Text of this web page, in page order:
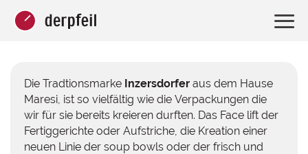
Die Tradtionsmarke Inzersdorfer aus dem Hause
Maresi, ist so vielfältig wie die Verpackungen die
wir für sie bereits kreieren durften. Das Face lift der
Fertiggerichte oder Aufstriche, die Kreation einer
neuen Linie der soup bowls oder der frisch und